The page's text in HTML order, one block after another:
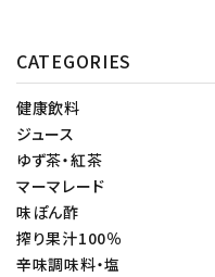
CATEGORIES
健康飲料
ジュース
ゆず茶・紅茶
マーマレード
味ぽん酢
搾り果汁100％
辛味調味料・塩